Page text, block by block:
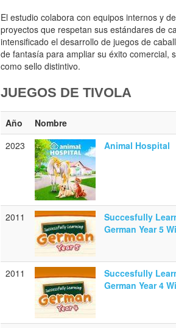
El estudio colabora con equipos internos y
proyectos que respetan sus estándares de
intensificado el desarrollo de juegos de
de fantasía para ampliar su éxito comercial,
como sello distintivo.
JUEGOS DE TIVOLA
Año Nombre
2023
Animal Hospital
2011
Succesfully
German Year 5
2011
Succesfully
German Year 4